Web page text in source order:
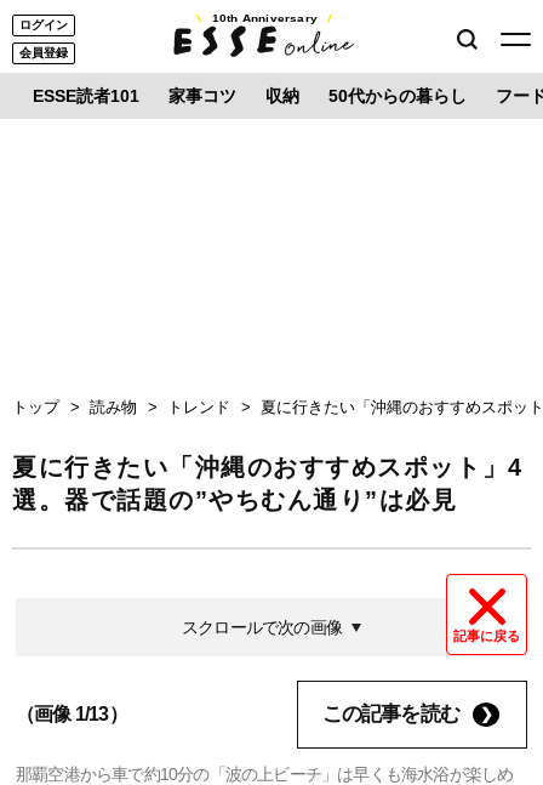
ログイン
会員登録
10th Anniversary
ESSE読者101 家事コツ 収納 50代からの暮らし フー
トップ 読み物 トレンド 夏に行きたい「沖縄のおすすめスポッ
夏に行きたい「沖縄のおすすめスポット」4
選。器で話題の”やちむん通り”は必見
記事に戻る
スクロールで次の画像
（画像 1/13） この記事を読む
那覇空港から車で約10分の「波の上ビーチ」は早くも海水浴が楽しめ